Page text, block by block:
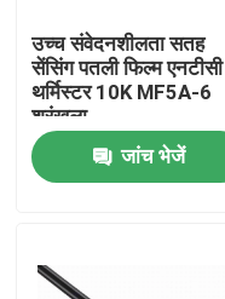
हमारे बारे में
उच्च संवेदनशीलता सतह
सेंसिंग पतली फिल्म एनटीसी
थर्मिस्टर 10K MF5A-6
श्रृंखला
जांच भेजें